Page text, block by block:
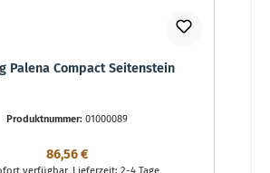
Palena Compact Seitenstein
Produktnummer: 01000089
Regulärer Preis:
86,56 €